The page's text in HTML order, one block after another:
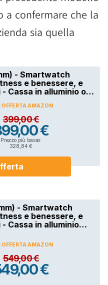
a confermare che la
sia quella